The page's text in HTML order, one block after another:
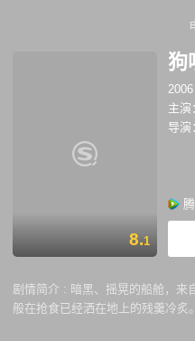
8.1
狗
2006
主演
导演
剧情简介 : 暗黑、摇晃的船舱，来
般在抢食已经洒在地上的残羹冷炙
桌的食物，风卷残云之后再冷静